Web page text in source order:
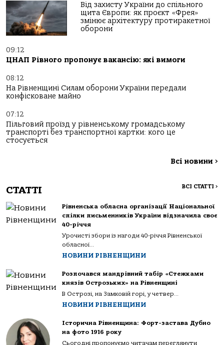
Від захисту України до спільного
щита Європи: як проєкт «Фрея»
змінює архітектуру протиракетної
оборони
09:12
ЦНАП Рівного пропонує вакансію: які вимоги
08:12
На Рівненщині Силам оборони України передали
конфісковане майно
07:12
Пільговий проїзд у рівненському громадському
транспорті без транспортної картки: кого це
стосується
Всі новини >
СТАТТІ ВСІ СТАТТІ >
Рівненська обласна організації Національної
спілки письменників України відзначила своє
40-річчя
Урочисті збори із нагоди 40-річчя Рівненської
обласної...
НОВИНИ РІВНЕНЩИНИ
Розпочався мандрівний табір «Стежками
князів Острозьких» на Рівненщині
В Острозі, на Замковій горі, у четвер...
НОВИНИ РІВНЕНЩИНИ
Історична Рівненщина: Форт-застава Дубно
на фото 1916 року
Сьогодні пропонуємо читачам переглянути